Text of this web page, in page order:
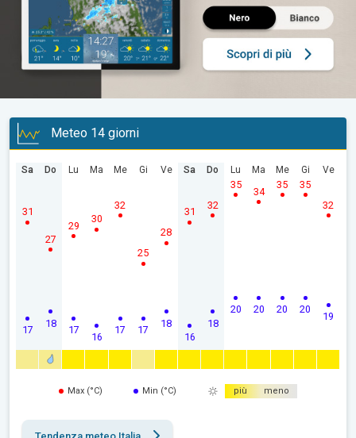
Meteo 14 giorni
Sa
17
31
Do
18
27
Lu
17
29
Ma
16
30
Me
17
32
Gi
17
25
Ve
18
28
Sa
16
31
Do
18
32
Lu
20
35
Ma
20
34
Me
20
35
Gi
20
35
Ve
19
32
Max (°C) Min (°C) più meno